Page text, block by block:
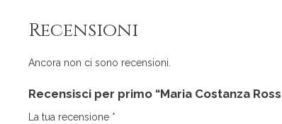
Recensioni
Ancora non ci sono recensioni.
Recensisci per primo “Maria Costanza
La tua recensione *